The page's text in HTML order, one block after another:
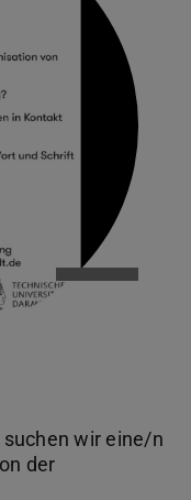
wir eine/n
der